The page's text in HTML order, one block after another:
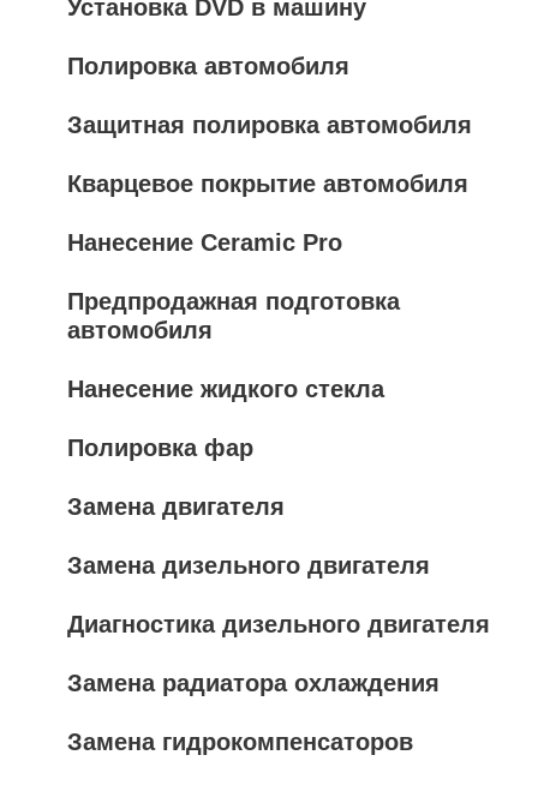
Установка DVD в машину
Полировка автомобиля
Защитная полировка автомобиля
Кварцевое покрытие автомобиля
Нанесение Ceramic Pro
Предпродажная подготовка
автомобиля
Нанесение жидкого стекла
Полировка фар
Замена двигателя
Замена дизельного двигателя
Диагностика дизельного двигателя
Замена радиатора охлаждения
Замена гидрокомпенсаторов